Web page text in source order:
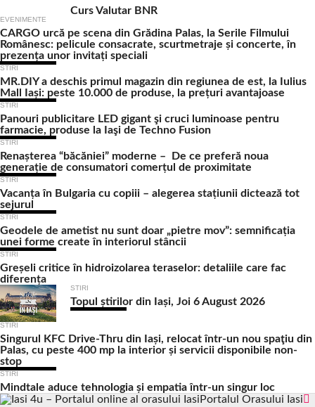
Curs Valutar BNR
EVENIMENTE
CARGO urcă pe scena din Grădina Palas, la Serile Filmului
Românesc: pelicule consacrate, scurtmetraje și concerte, în
prezența unor invitați speciali
STIRI
MR.DIY a deschis primul magazin din regiunea de est, la Iulius
Mall Iași: peste 10.000 de produse, la prețuri avantajoase
STIRI
Panouri publicitare LED gigant şi cruci luminoase pentru
farmacie, produse la Iaşi de Techno Fusion
STIRI
Renașterea “băcăniei” moderne – De ce preferă noua
generație de consumatori comerțul de proximitate
STIRI
Vacanța în Bulgaria cu copiii – alegerea stațiunii dictează tot
sejurul
STIRI
Geodele de ametist nu sunt doar „pietre mov”: semnificația
unei forme create în interiorul stâncii
STIRI
Greșeli critice în hidroizolarea teraselor: detaliile care fac
diferența
STIRI
Topul știrilor din Iași, Joi 6 August 2026
STIRI
Singurul KFC Drive-Thru din Iași, relocat într-un nou spaţiu din
Palas, cu peste 400 mp la interior și servicii disponibile non-
stop
STIRI
Mindtale aduce tehnologia și empatia într-un singur loc
Portalul Orasului Iasi